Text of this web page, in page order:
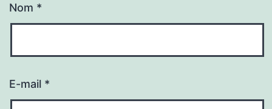
Nom *
E-mail *